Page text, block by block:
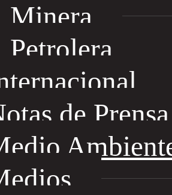
Minera
Petrolera
de